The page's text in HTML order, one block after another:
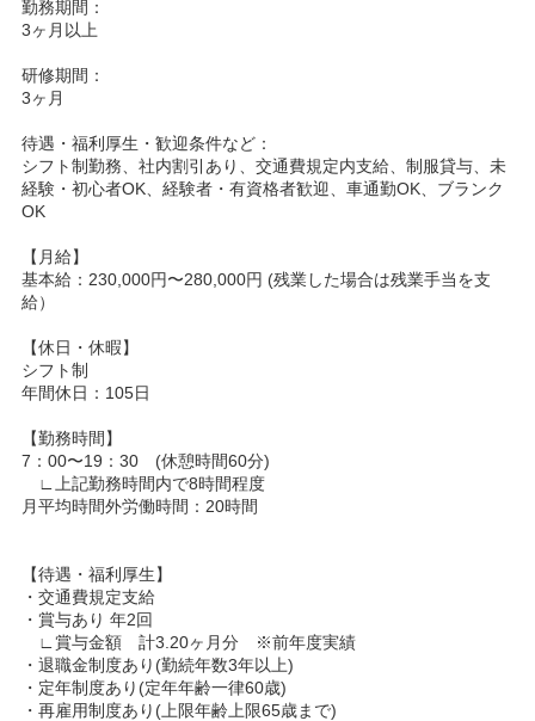
勤務期間：
3ヶ月以上
研修期間：
3ヶ月
待遇・福利厚生・歓迎条件など：
シフト制勤務、社内割引あり、交通費規定内支給、制服貸与、未
経験・初心者OK、経験者・有資格者歓迎、車通勤OK、ブランク
OK
【月給】
基本給：230,000円〜280,000円 (残業した場合は残業手当を支
給）
【休日・休暇】
シフト制
年間休日：105日
【勤務時間】
7：00〜19：30 (休憩時間60分)
∟上記勤務時間内で8時間程度
月平均時間外労働時間：20時間
【待遇・福利厚生】
・交通費規定支給
・賞与あり 年2回
∟賞与金額 計3.20ヶ月分 ※前年度実績
・退職金制度あり(勤続年数3年以上)
・定年制度あり(定年年齢一律60歳)
・再雇用制度あり(上限年齢上限65歳まで)